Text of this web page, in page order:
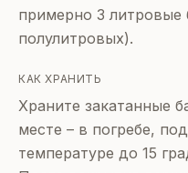
примерно 3 литровые
полулитровых).
КАК ХРАНИТЬ
Храните закатанные
месте – в погребе,
температуре до 15